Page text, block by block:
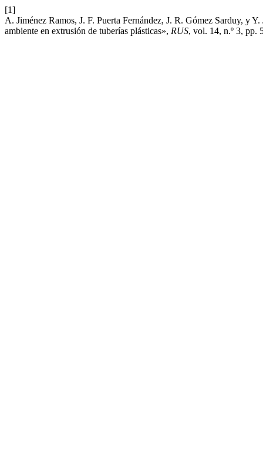
[1]
A. Jiménez Ramos, J. F. Puerta Fernández, J. R. Gómez Sarduy, y
ambiente en extrusión de tuberías plásticas», RUS, vol. 14, n.º 3, pp.